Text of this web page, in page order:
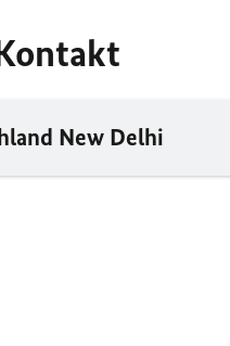
New Delhi